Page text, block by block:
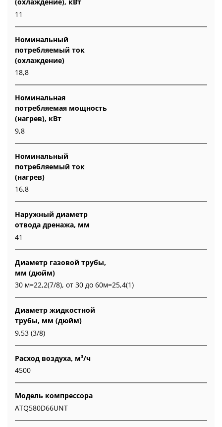
(охлаждение), кВт
11
Номинальный
потребляемый ток
(охлаждение)
18,8
Номинальная
потребляемая мощность
(нагрев), кВт
9,8
Номинальный
потребляемый ток
(нагрев)
16,8
Наружный диаметр
отвода дренажа, мм
41
Диаметр газовой трубы,
мм (дюйм)
30 м=22,2(7/8), от 30 до 60м=25,4(1)
Диаметр жидкостной
трубы, мм (дюйм)
9,53 (3/8)
Расход воздуха, м³/ч
4500
Модель компрессора
ATQ580D66UNT